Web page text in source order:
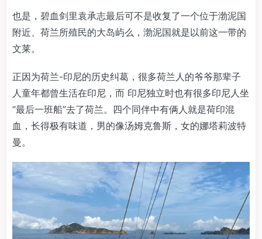
也是，碧血剑里袁承志最后可不是收复了一个位于渤泥国
附近、荷兰所殖民的大岛屿么，渤泥国就是以前这一带的
文莱。
正因为荷兰-印尼的历史纠葛，很多荷兰人的爷爷那辈子
人童年都曾生活在印尼，而 印尼独立时也有很多印尼人坐
“最后一班船”去了荷兰。四个同伴中有俩人就是荷印混
血，长得极有味道，男的像汤姆克鲁斯，女的娜塔莉波特
曼。